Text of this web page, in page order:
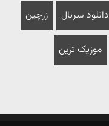
دانلود سریال زرچین
موزیک ترین